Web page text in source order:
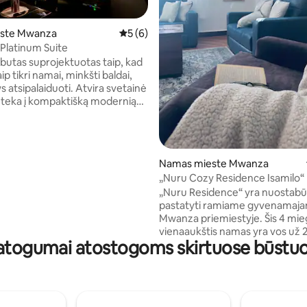
iš 5, atsiliepimų: 48
Mwanza Vidutinis įvertinimas: 5 iš 5, atsiliepimų: 6
5 (6)
Suite
butas suprojektuotas taip, kad
minkšti baldai,
atsipalaiduoti. Atvira svetainė
į kompaktišką modernią
Namas mieste Mwanza
„Nuru Cozy Residence Isamilo“
„Nuru Residence“ yra nuostabūs namai,
pastatyti ramiame
Mwanza priemiestyje. Šis 4
vienaaukštis namas yra vos už
kelio nuo Isamilo tarptautinės
tik už 5 minučių kelio nuo
atostogoms skirtuose